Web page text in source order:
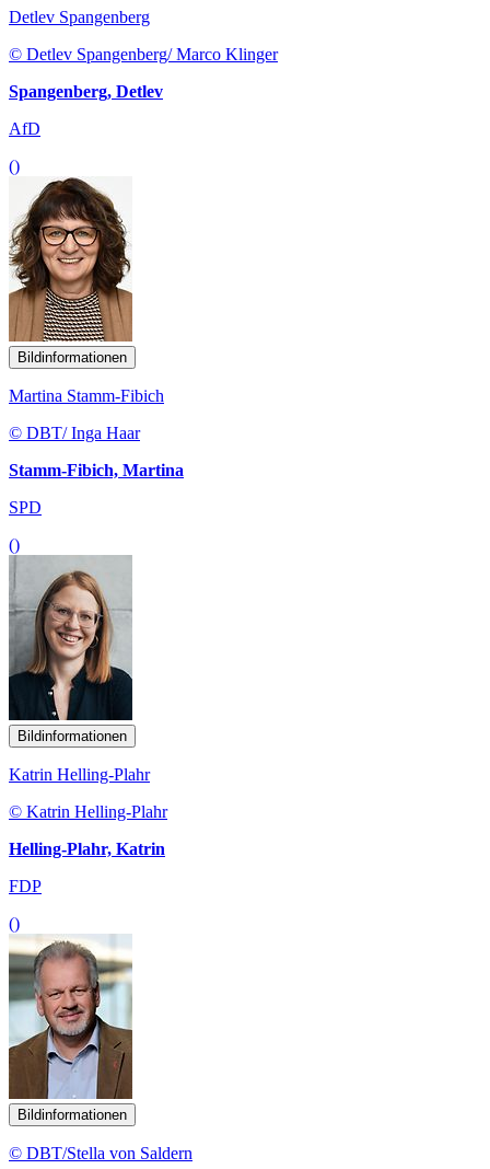
Detlev Spangenberg
© Detlev Spangenberg/ Marco Klinger
Spangenberg, Detlev
AfD
()
Bildinformationen
Martina Stamm-Fibich
© DBT/ Inga Haar
Stamm-Fibich, Martina
SPD
()
Bildinformationen
Katrin Helling-Plahr
© Katrin Helling-Plahr
Helling-Plahr, Katrin
FDP
()
Bildinformationen
© DBT/Stella von Saldern